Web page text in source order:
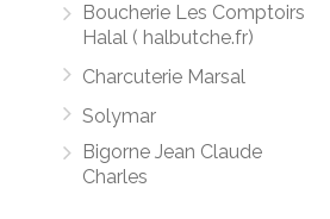
Boucherie Les Comptoirs
Halal ( halbutche.fr)
Charcuterie Marsal
Solymar
Bigorne Jean Claude
Charles